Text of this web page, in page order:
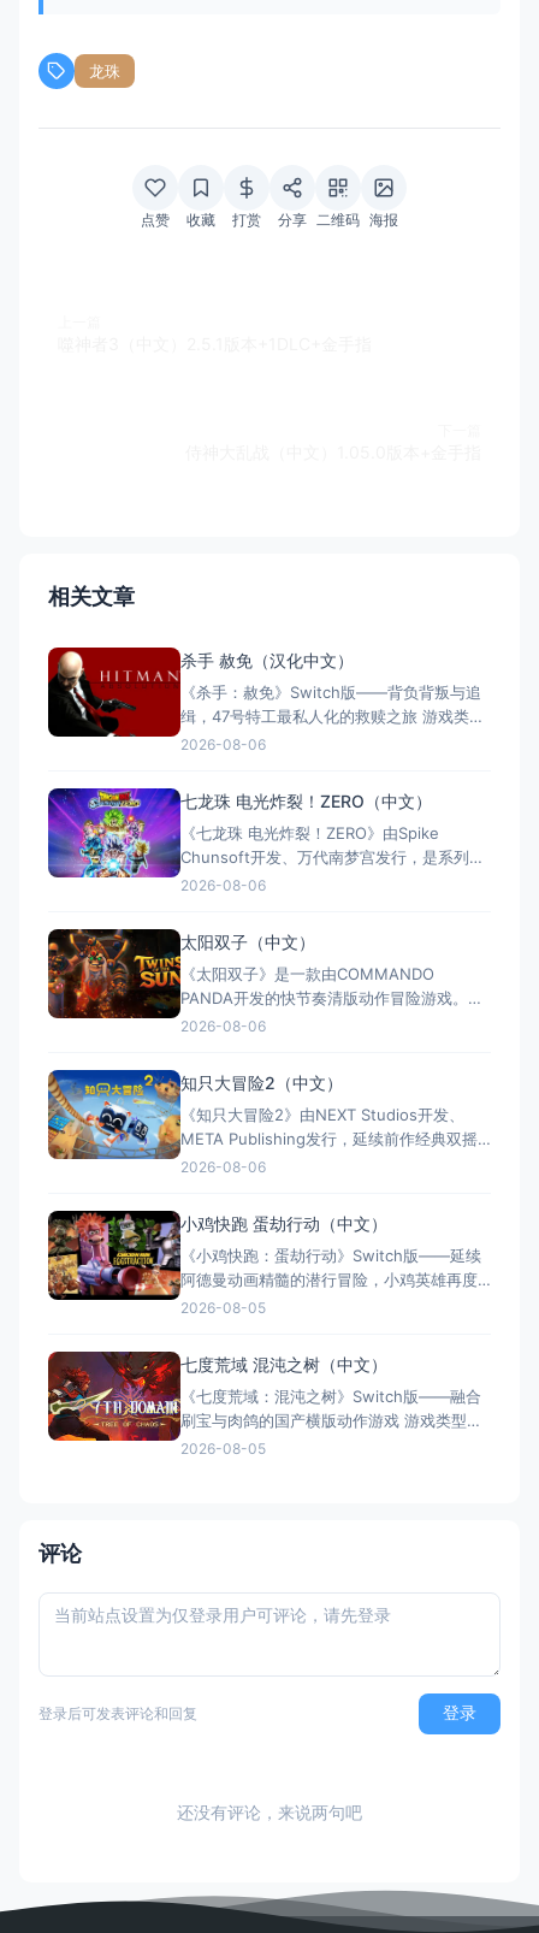
龙珠
点赞 收藏 打赏 分享 二维码 海报
相关文章
杀手 赦免（汉化中文）
《杀手：赦免》Switch版——背负背叛与追
缉，47号特工最私人化的救赎之旅 游戏类
型：动作冒险类（第三人称潜行暗杀 × 动作
称：杀手：赦免（官方繁体中文定名） 美国
名称：Hitman: Absoluti
2026-08-06
七龙珠 电光炸裂！ZERO（中文）
《七龙珠 电光炸裂！ZERO》由Spike
Chunsoft开发、万代南梦宫发行，是系列暌
违17年的正统续作。Switch及Switch 2双平
的高速3D格斗为核心，支持体感操控与全区
中文，融合故事、竞技与创作多种模式。
2026-08-06
太阳双子（中文）
《太阳双子》是一款由COMMANDO
PANDA开发的快节奏清版动作冒险游戏。双
胞胎兄弟为拯救被掳走的妹妹，踏上横跨荒
佳选择；25个手工关卡、史诗头目战与即时
强化系统带来丰富体验。全区中文支持，容
量仅1GB，Switch/S
2026-08-06
知只大冒险2（中文）
《知只大冒险2》由NEXT Studios开发、
META Publishing发行，延续前作经典双摇
杆控制双腿的玩法，首次支持最多4人联机合
持跨平台联机与全区中文，2025年11月5日
全平台发售，Switch港服约73
2026-08-06
小鸡快跑 蛋劫行动（中文）
《小鸡快跑：蛋劫行动》Switch版——延续
阿德曼动画精髓的潜行冒险，小鸡英雄再度
集结 游戏类型：动作冒险类（潜行 × 动作平
定名） 港台名称：落跑雞：蛋劫行動（官方
繁体中文定名） 美国名称：Chicke
2026-08-05
七度荒域 混沌之树（中文）
《七度荒域：混沌之树》Switch版——融合
刷宝与肉鸽的国产横版动作游戏 游戏类型：
动作冒险类（2D横版动作 × Roguelike × 类
2026-08-05
评论
登录后可发表评论和回复 登录
还没有评论，来说两句吧